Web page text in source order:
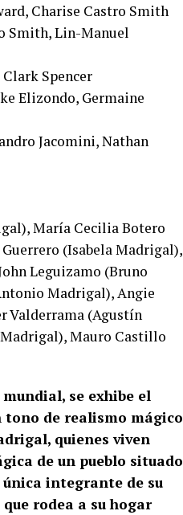
Charise Castro Smith
Smith, Lin-Manuel
Spencer
Elizondo, Germaine
Jacomini, Nathan
María Cecilia Botero
Guerrero (Isabela Madrigal),
Leguizamo (Bruno
Madrigal), Angie
Valderrama (Agustín
Mauro Castillo
se exhibe el
tono de realismo mágico
quienes viven
de un pueblo situado
integrante de su
rodea a su hogar